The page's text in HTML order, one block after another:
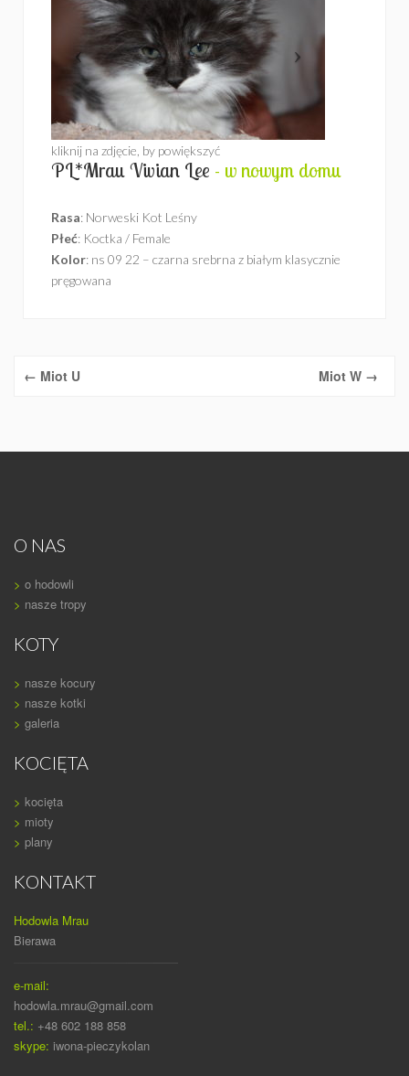
kliknij na zdjęcie, by powiększyć
PL*Mrau Vivian Lee - w nowym domu
Rasa: Norweski Kot Leśny
Płeć: Koctka / Female
Kolor: ns 09 22 – czarna srebrna z białym klasycznie
pręgowana
← Miot U Miot W →
O NAS
> o hodowli
> nasze tropy
KOTY
> nasze kocury
> nasze kotki
> galeria
KOCIĘTA
> kocięta
> mioty
> plany
KONTAKT
Hodowla Mrau
Bierawa
e-mail:
hodowla.mrau@gmail.com
tel.: +48 602 188 858
skype: iwona-pieczykolan